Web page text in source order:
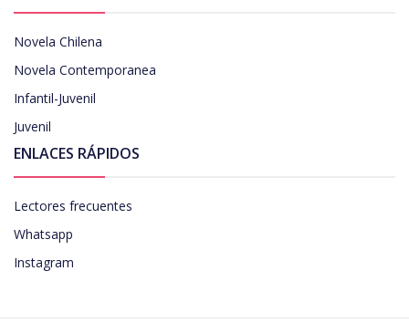
Novela Chilena
Novela Contemporanea
Infantil-Juvenil
Juvenil
ENLACES RÁPIDOS
Lectores frecuentes
Whatsapp
Instagram